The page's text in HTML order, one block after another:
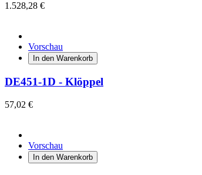
1.528,28 €
Vorschau
In den Warenkorb
DE451-1D - Klöppel
57,02 €
Vorschau
In den Warenkorb